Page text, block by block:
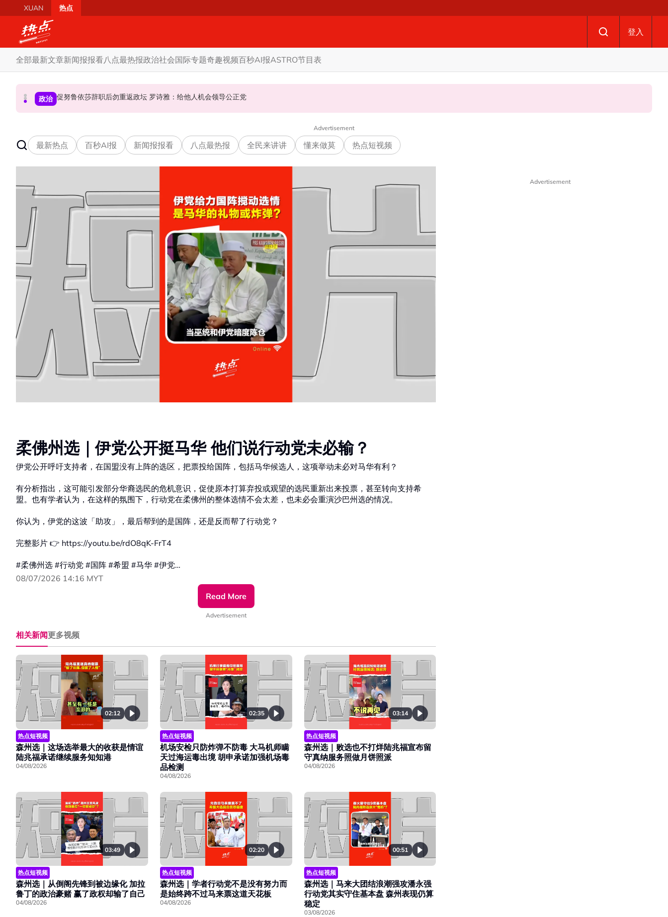
Skip to main content
XUAN 热点
登入
全部最新文章新闻报报看八点最热报政治社会国际专题奇趣视频百秒AI报ASTRO节目表
政治 炮轰哈迪不了解章程 阿兹敏：国盟无“自动退盟”规定
政治 促努鲁依莎辞职后勿重返政坛 罗诗雅：给他人机会领导公正党
国际 泰校园枪击案酿8师生亡 枪手疑遭长期遭霸凌成导火索
Advertisement
最新热点 百秒AI报 新闻报报看 八点最热报 全民来讲讲 懂来做莫 热点短视频
柔佛州选｜伊党公开挺马华 他们说行动党未必输？
伊党公开呼吁支持者，在国盟没有上阵的选区，把票投给国阵，包括马华候选人，这项举动未必对马华有利？
有分析指出，这可能引发部分华裔选民的危机意识，促使原本打算弃投或观望的选民重新出来投票，甚至转向支持希
盟。也有学者认为，在这样的氛围下，行动党在柔佛州的整体选情不会太差，也未必会重演沙巴州选的情况。
你认为，伊党的这波「助攻」，最后帮到的是国阵，还是反而帮了行动党？
完整影片 👉 https://youtu.be/rdO8qK-FrT4
#柔佛州选 #行动党 #国阵 #希盟 #马华 #伊党
#发射热点 #84hotspot #焦点来谈谈
▹ https://xuan.com.my/hotspot/newsletter
🔴不想错过国内大小事，追踪《热点Hotspot》 WhatsApp频道！
▹ https://whatsapp.com/channel/0029VacXKLZ23n3kOhpIEV1w
08/07/2026 14:16 MYT
Read More
Advertisement
相关新闻更多视频
02:12
热点短视频
森州选｜这场选举最大的收获是情谊
陆兆福承诺继续服务知知港
04/08/2026
02:35
热点短视频
机场安检只防炸弹不防毒 大马机师瞒
天过海运毒出境 胡申承诺加强机场毒
品检测
04/08/2026
03:14
热点短视频
森州选｜败选也不打烊陆兆福宣布留
守真纳服务照做月饼照派
04/08/2026
03:49
热点短视频
森州选｜从倒阁先锋到被边缘化 加拉
鲁丁的政治豪赌 赢了政权却输了自己
04/08/2026
02:20
热点短视频
森州选｜学者行动党不是没有努力而
是始终跨不过马来票这道天花板
04/08/2026
00:51
热点短视频
森州选｜马来大团结浪潮强攻潘永强
行动党其实守住基本盘 森州表现仍算
稳定
03/08/2026
Advertisement